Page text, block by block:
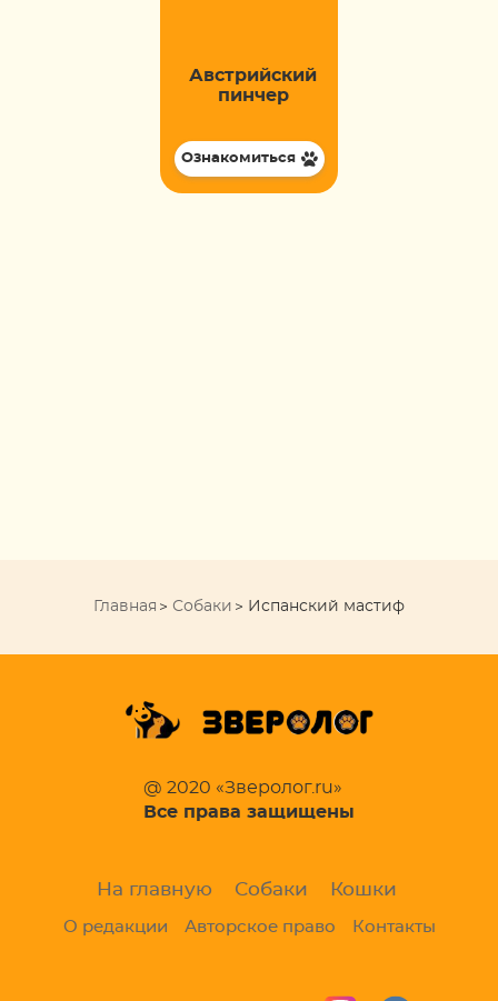
Австрийский
пинчер
Ознакомиться
Главная Собаки Испанский мастиф
@ 2020 «Зверолог.ru»
Все права защищены
На главную Собаки Кошки
О редакции Авторское право Контакты